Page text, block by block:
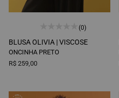
(0)
BLUSA OLIVIA |VISCOSE
ONCINHA PRETO
R$ 259,00